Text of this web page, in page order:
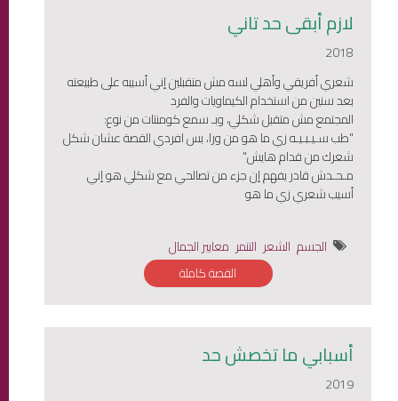
لازم أبقى حد تاني
2018
شعري أفريقي وأهلي لسه مش متقبلين إني أسيبه على طبيعته
بعد سنين من استخدام الكيماويات والفرد
المجتمع مش متقبل شكلي، وبـ سمع كومنتات من نوع:
"طب سـيـبـيـه زي ما هو من ورا، بس افردي القصة عشان شكل
شعرك من قدام هايش"
مـحـدش قادر يفهم إن جزء من تصالحي مع شكلي هو إني
أسيب شعري زي ما هو
الجسم الشعر التنمر معايير الجمال
القصة كاملة
أسبابي ما تخصش حد
2019